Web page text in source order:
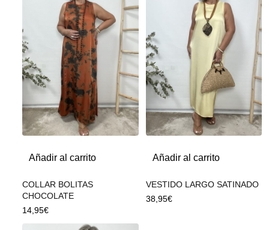
Añadir al carrito
COLLAR BOLITAS
CHOCOLATE
14,95€
Añadir al carrito
VESTIDO LARGO SATINADO
38,95€